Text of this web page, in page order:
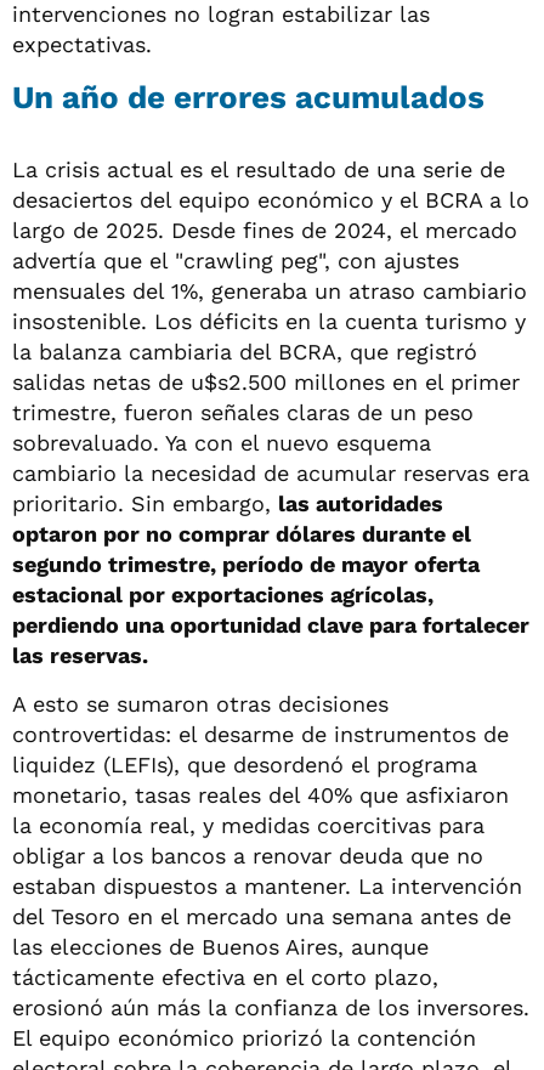
intervenciones no logran estabilizar las
expectativas.
Un año de errores acumulados
La crisis actual es el resultado de una serie de
desaciertos del equipo económico y el BCRA a lo
largo de 2025. Desde fines de 2024, el mercado
advertía que el "crawling peg", con ajustes
mensuales del 1%, generaba un atraso cambiario
insostenible. Los déficits en la cuenta turismo y
la balanza cambiaria del BCRA, que registró
salidas netas de u$s2.500 millones en el primer
trimestre, fueron señales claras de un peso
sobrevaluado. Ya con el nuevo esquema
cambiario la necesidad de acumular reservas era
prioritario. Sin embargo, las autoridades
optaron por no comprar dólares durante el
segundo trimestre, período de mayor oferta
estacional por exportaciones agrícolas,
perdiendo una oportunidad clave para fortalecer
las reservas.
A esto se sumaron otras decisiones
controvertidas: el desarme de instrumentos de
liquidez (LEFIs), que desordenó el programa
monetario, tasas reales del 40% que asfixiaron
la economía real, y medidas coercitivas para
obligar a los bancos a renovar deuda que no
estaban dispuestos a mantener. La intervención
del Tesoro en el mercado una semana antes de
las elecciones de Buenos Aires, aunque
tácticamente efectiva en el corto plazo,
erosionó aún más la confianza de los inversores.
El equipo económico priorizó la contención